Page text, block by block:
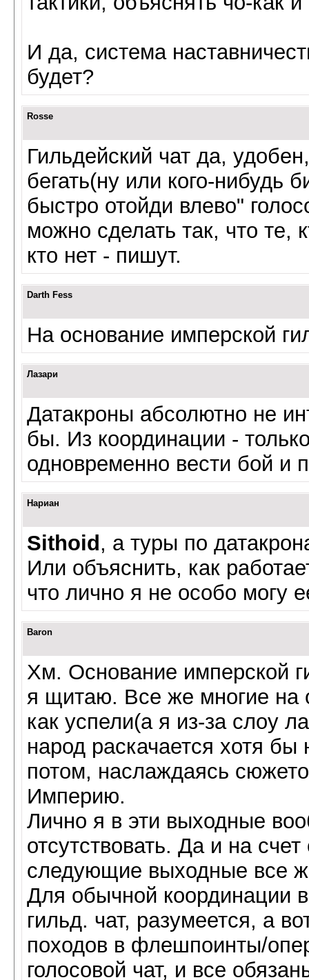
И да, система
будет?
Rosse
Гильдейский чат да,
бегать(ну или кого-нибудь
быстро отойди влево"
можно сделать так, что те,
кто нет - пишут.
Darth Fess
На основание имперской
Лазари
Датакроны абсолютно не
бы. Из координации -
одновременно вести бой и
Нариан
Sithoid, а туры по
Или объяснить, как
что лично я не особо могу
Baron
Хм. Основание имперской
я щитаю. Все же многие на
как успели(а я из-за слоу
народ раскачается хотя
потом, наслаждаясь
Империю.
Лично я в эти выходные
отсутствовать. Да и на
следующие выходные все
Для обычной координации
гильд. чат, разумеется, а
походов в флешпоинты/
голосовой чат, и все